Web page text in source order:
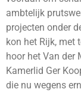
ambtelijk
projecten onder
kon het Rijk, met
hoor het Van der
Kamerlid Ger
die nu wegens